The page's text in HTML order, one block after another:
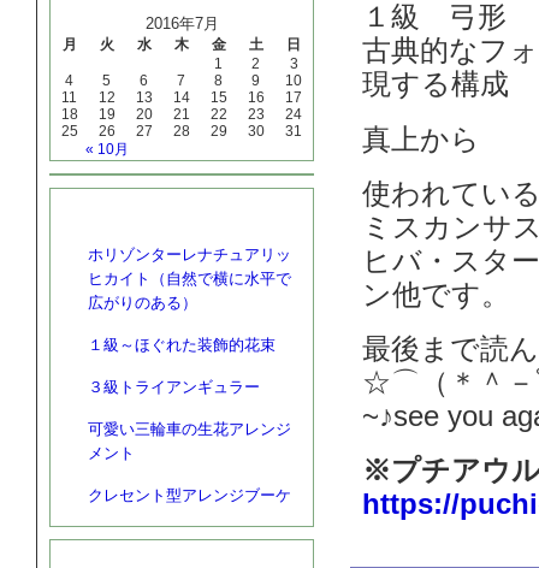
2016年7月
月 火 水 木 金 土 日
« 10月
1 2
3
4
5 6 7 8 9
10
11
12 13 14 15 16
17
18
19 20 21 22 23
24
25
26 27 28 29 30 31
ホリゾンターレナチュアリッ
ヒカイト（自然で横に水平で
広がりのある）
１級～ほぐれた装飾的花束
３級トライアンギュラー
可愛い三輪車の生花アレンジ
メント
クレセント型アレンジブーケ
１級 弓形
古典的なフ
現する構成
真上から
使われてい
ミスカンサ
ヒバ・スタ
ン他です。
最後まで読
☆⌒（＊＾－
~♪see you
※プチアウ
https://